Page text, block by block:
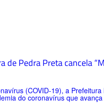
Pedra Preta cancela
(COVID-19), a
do coronavírus que